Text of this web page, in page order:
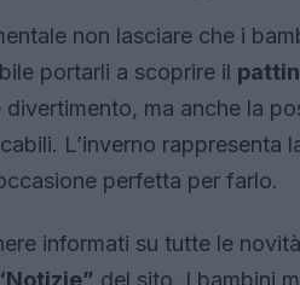
non lasciare che i
portarli a scoprire il
divertimento, ma anche la
L’inverno
perfetta per farlo.
informati su tutte le